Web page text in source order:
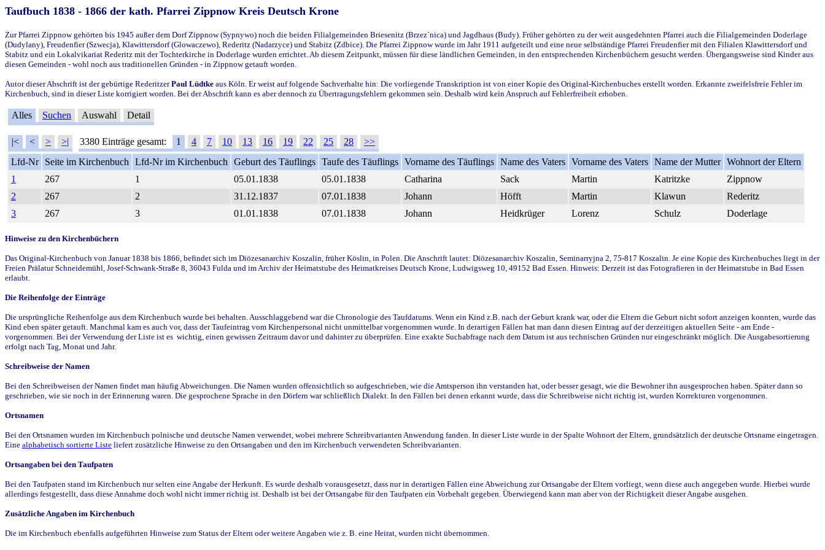
Taufbuch 1838 - 1866 der kath. Pfarrei Zippnow Kreis Deutsch Krone
Zur Pfarrei Zippnow gehörten bis 1945 außer dem Dorf Zippnow (Sypnywo) noch die beiden Filialgemeinden Briesenitz (Brzez`nica) und Jagdhaus (Budy). Früher gehörten zu der weit ausgedehnten Pfarrei auch die Filialgemeinden Doderlage
(Dudylany), Freudenfier (Szwecja), Klawittersdorf (Glowaczewo), Rederitz (Nadarzyce) und Stabitz (Zdbice). Die Pfarrei Zippnow wurde im Jahr 1911 aufgeteilt und eine neue selbständige Pfarrei Freudenfier mit den Filialen Klawittersdorf und
Stabitz und ein Lokalvikariat Rederitz mit der Tochterkirche in Doderlage wurden errichtet. Ab diesem Zeitpunkt, müssen für diese ländlichen Gemeinden, in den entsprechenden Kirchenbüchern gesucht werden. Übergangsweise sind Kinder aus
diesen Gemeinden - wohl noch aus traditionellen Gründen - in Zippnow getauft worden.
Autor dieser Abschrift ist der gebürtige RederitzerPaul Lüdtke aus Köln. Er weist auf folgende Sachverhalte hin: Die vorliegende Transkription ist von einer Kopie des Original-Kirchenbuches erstellt worden. Erkannte zweifelsfreie Fehler im
Kirchenbuch, sind in dieser Liste korrigiert worden. Bei der Abschrift kann es aber dennoch zu Übertragungsfehlern gekommen sein. Deshalb wird kein Anspruch auf Fehlerfreiheit erhoben.
Alles Suchen Auswahl Detail
|< < > >| 3380 Einträge gesamt: 1 4 7 10 13 16 19 22 25 28
>>
Lfd-Nr
Seite im Kirchenbuch Lfd-Nr im Kirchenbuch Geburt des Täuflings Taufe des Täuflings Vorname des Täuflings Name des Vaters Vorname des Vaters Name der Mutter Wohnort der Eltern
1
267 1 05.01.1838 05.01.1838 Catharina Sack Martin Katritzke
Zippnow
2
267 2 31.12.1837 07.01.1838 Johann Höfft Martin Klawun
Rederitz
3
267 3 01.01.1838 07.01.1838 Johann Heidkrüger Lorenz Schulz Doderlage
Hinweise zu den Kirchenbüchern
Das Original-Kirchenbuch von Januar 1838 bis 1866, befindet sich im Diözesanarchiv Koszalin, früher Köslin, in Polen. Die Anschrift lautet: Diözesanarchiv Koszalin, Seminarryjna 2, 75-817 Koszalin. Je eine Kopie des Kirchenbuches liegt in der
Freien Prälatur Schneidemühl, Josef-Schwank-Straße 8, 36043 Fulda und im Archiv der Heimatstube des Heimatkreises Deutsch Krone, Ludwigsweg 10, 49152 Bad Essen. Hinweis: Derzeit ist das Fotografieren in der Heimatstube in Bad Essen
erlaubt.
Die Reihenfolge der Einträge
Die ursprüngliche Reihenfolge aus dem Kirchenbuch wurde bei behalten. Ausschlaggebend war die Chronologie des Taufdatums. Wenn ein Kind z.B. nach der Geburt krank war, oder die Eltern die Geburt nicht sofort anzeigen konnten, wurde das
Kind eben später getauft. Manchmal kam es auch vor, dass der Taufeintrag vom Kirchenpersonal nicht unmittelbar vorgenommen wurde. In derartigen Fällen hat man dann diesen Eintrag auf der derzeitigen aktuellen Seite - am Ende -
vorgenommen. Bei der Verwendung der Liste ist es wichtig, einen gewissen Zeitraum davor und dahinter zu überprüfen. Eine exakte Suchabfrage nach dem Datum ist aus technischen Gründen nur eingeschränkt möglich. Die Ausgabesortierung
erfolgt nach Tag, Monat und Jahr.
Schreibweise der Namen
Bei den Schreibweisen der Namen findet man häufig Abweichungen. Die Namen wurden offensichtlich so aufgeschrieben, wie die Amtsperson ihn verstanden hat, oder besser gesagt, wie die Bewohner ihn ausgesprochen haben. Später dann so
geschrieben, wie sie noch in der Erinnerung waren. Die gesprochene Sprache in den Dörfern war schließlich Dialekt. In den Fällen bei denen erkannt wurde, dass die Schreibweise nicht richtig ist, wurden Korrekturen vorgenommen.
Ortsnamen
Bei den Ortsnamen wurden im Kirchenbuch polnische und deutsche Namen verwendet, wobei mehrere Schreibvarianten Anwendung fanden. In dieser Liste wurde in der Spalte Wohnort der Eltern, grundsätzlich der deutsche Ortsname eingetragen.
Eine alphabetisch sortierte Liste liefert zusätzliche Hinweise zu den Ortsangaben und den im Kirchenbuch verwendeten Schreibvarianten.
Ortsangaben bei den Taufpaten
Bei den Taufpaten stand im Kirchenbuch nur selten eine Angabe der Herkunft. Es wurde deshalb vorausgesetzt, dass nur in derartigen Fällen eine Abweichung zur Ortsangabe der Eltern vorliegt, wenn diese auch angegeben wurde. Hierbei wurde
allerdings festgestellt, dass diese Annahme doch wohl nicht immer richtig ist. Deshalb ist bei der Ortsangabe für den Taufpaten ein Vorbehalt gegeben. Überwiegend kann man aber von der Richtigkeit dieser Angabe ausgehen.
Zusätzliche Angaben im Kirchenbuch
Die im Kirchenbuch ebenfalls aufgeführten Hinweise zum Status der Eltern oder weitere Angaben wie z. B. eine Heirat, wurden nicht übernommen.